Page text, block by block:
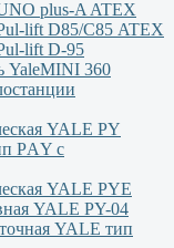
plus-A ATEX
lift D85/С85 ATEX
lift D-95
YaleMINI 360
YALE PY
PАY с
YALE PYЕ
YALE PY-04
YALE тип